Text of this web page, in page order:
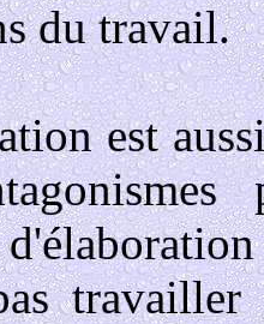
du travail.
est
travailler